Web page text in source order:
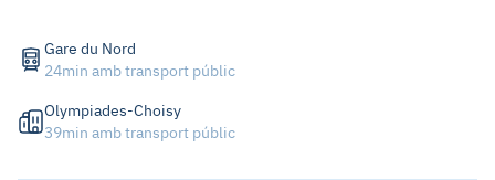
Gare du Nord
24min amb transport públic
Olympiades-Choisy
39min amb transport públic